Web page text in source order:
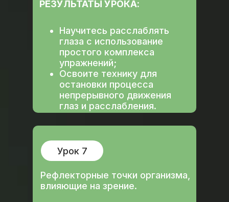
Рефлекторные точки организма,
влияющие на зрение.
Урок 7
РЕЗУЛЬТАТЫ УРОКА:
Научитесь расслаблять
глаза с использование
простого комплекса
упражнений;
Освоите технику для
остановки процесса
непрерывного движения
глаз и расслабления.